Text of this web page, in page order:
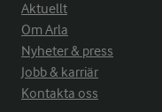
Aktuellt
Om Arla
Nyheter & press
Jobb & karriär
Kontakta oss